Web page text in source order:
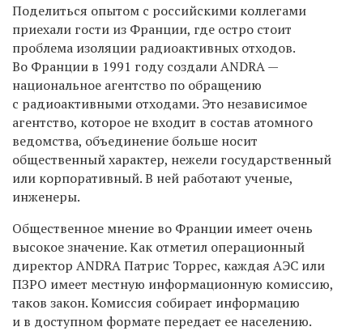
Поделиться опытом с российскими коллегами
приехали гости из Франции, где остро стоит
проблема изоляции радиоактивных отходов.
Во Франции в 1991 году создали ANDRA —
национальное агентство по обращению
с радиоактивными отходами. Это независимое
агентство, которое не входит в состав атомного
ведомства, объединение больше носит
общественный характер, нежели государственный
или корпоративный. В ней работают ученые,
инженеры.
Общественное мнение во Франции имеет очень
высокое значение. Как отметил операционный
директор ANDRA Патрис Торрес, каждая АЭС или
ПЗРО имеет местную информационную комиссию,
таков закон. Комиссия собирает информацию
и в доступном формате передает ее населению.